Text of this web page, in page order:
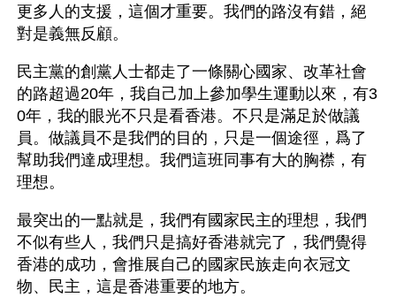
更多人的支援，這個才重要。我們的路沒有錯，絕
對是義無反顧。
民主黨的創黨人士都走了一條關心國家、改革社會
的路超過20年，我自己加上參加學生運動以來，有3
0年，我的眼光不只是看香港。不只是滿足於做議
員。做議員不是我們的目的，只是一個途徑，爲了
幫助我們達成理想。我們這班同事有大的胸襟，有
理想。
最突出的一點就是，我們有國家民主的理想，我們
不似有些人，我們只是搞好香港就完了，我們覺得
香港的成功，會推展自己的國家民族走向衣冠文
物、民主，這是香港重要的地方。